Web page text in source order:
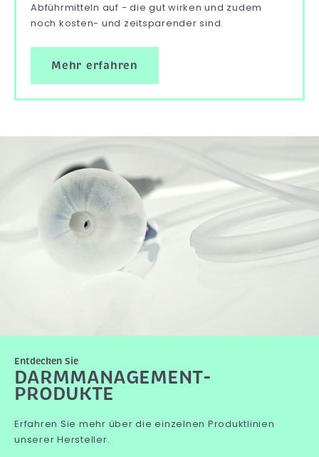
Abführmitteln auf - die gut wirken und zudem
noch kosten- und zeitsparender sind.
Mehr erfahren
Entdecken Sie
DARMMANAGEMENT-
PRODUKTE
Erfahren Sie mehr über die einzelnen Produktlinien
unserer Hersteller.